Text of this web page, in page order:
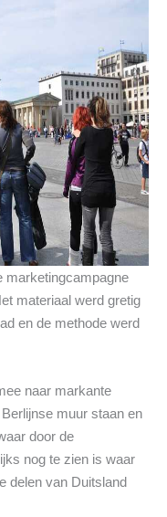
marketingcampagne
materiaal werd gretig
en de methode werd
naar markante
muur staan en
door de
nog te zien is waar
delen van Duitsland